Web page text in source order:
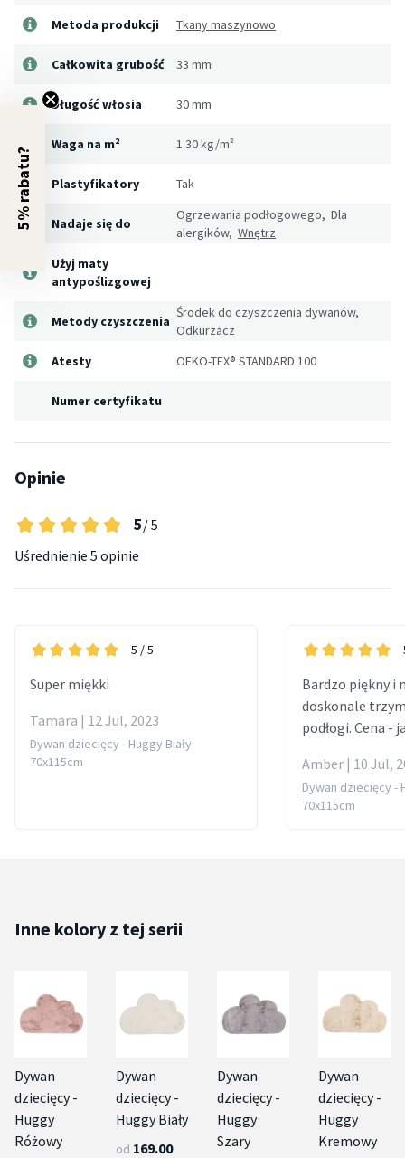
Metoda produkcji Tkany maszynowo
Całkowita grubość 33 mm
Długość włosia 30 mm
Waga na m² 1.30 kg/m²
Plastyfikatory Tak
Nadaje się do
Ogrzewania podłogowego, Dla
alergików, Wnętrz
Użyj maty
antypoślizgowej
Metody czyszczenia
Środek do czyszczenia dywanów,
Odkurzacz
Atesty
OEKO-TEX® STANDARD 100
Numer certyfikatu
Opinie
5/ 5
Uśrednienie 5 opinie
5 / 5
Super miękki
Tamara | 12 Jul, 2023
Dywan dziecięcy - Huggy Biały
70x115cm
Bardzo piękny i
doskonale
podłogi. Cena -
Amber | 10 Jul,
Dywan dziecięcy -
70x115cm
Inne kolory z tej serii
Dywan
dziecięcy -
Huggy
Różowy
Dywan
dziecięcy -
Huggy Biały
od 169.00
Dywan
dziecięcy -
Huggy
Szary
Dywan
dziecięcy -
Huggy
Kremowy
5% rabatu?